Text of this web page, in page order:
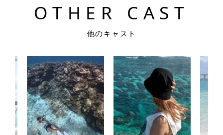
OT H E R C A S T
他のキャスト